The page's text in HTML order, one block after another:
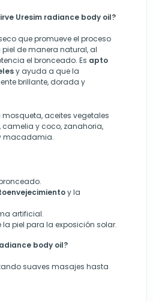
Uresim radiance body oil?
que promueve el proceso
de manera natural, al
el bronceado. Es apto
y ayuda a que la
brillante, dorada y
aceites vegetales
y coco, zanahoria,
macadamia.
y la
artificial.
la piel para la exposición solar.
body oil?
suaves masajes hasta